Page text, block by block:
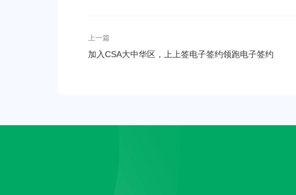
上一篇
加入CSA大中华区，上上签电子签约领跑电子签约